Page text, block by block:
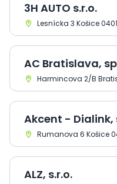
3H AUTO s.r.o.
Lesnícka 3 Košice
AC Bratislava,
Harmincova 2/B
Akcent - Dialink,
Rumanova 6 Košice
ALZ, s.r.o.